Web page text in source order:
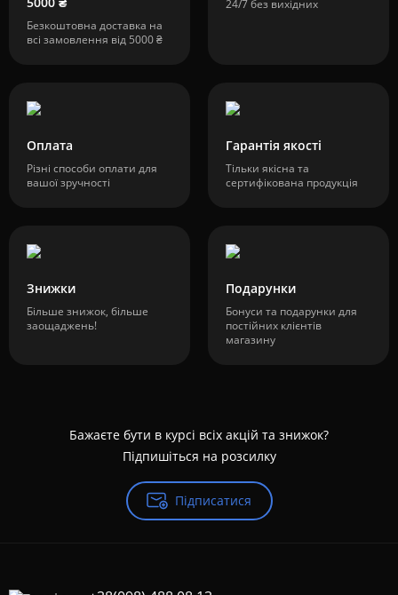
Безкоштовна доставка на
всі замовлення від 5000 ₴
24/7 без вихідних
Оплата
Різні способи оплати для
вашої зручності
Гарантія якості
Тільки якісна та
сертифікована продукція
Знижки
Більше знижок, більше
заощаджень!
Подарунки
Бонуси та подарунки для
постійних клієнтів
магазину
Бажаєте бути в курсі всіх акцій та знижок?
Підпишіться на розсилку
Підписатися